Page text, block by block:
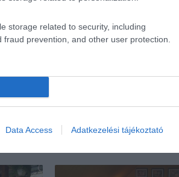
storage related to security, including
prevention, and other user protection.
Data Access Adatkezelési tájékoztató